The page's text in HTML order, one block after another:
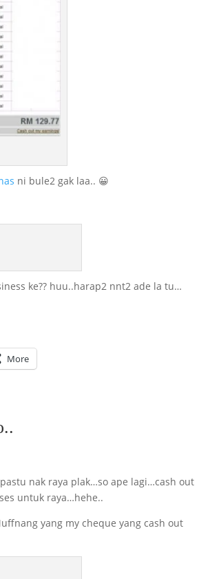
ni bule2 gak laa.. 😀
ke?? huu..harap2 nnt2 ade la tu…
More
nak raya plak…so ape lagi…cash out
untuk raya…hehe..
yang my cheque yang cash out